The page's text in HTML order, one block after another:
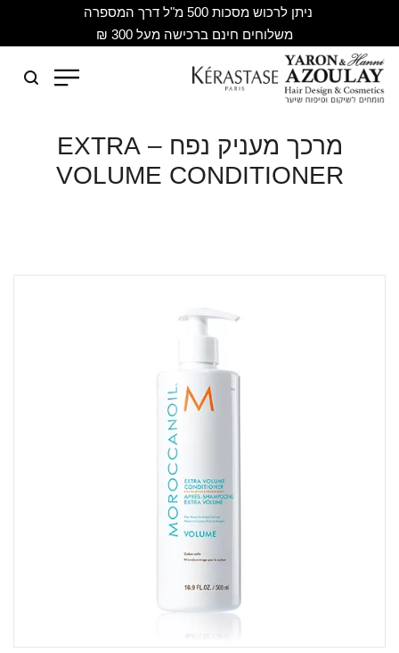
ניתן לרכוש מסכות 500 מ"ל דרך המספרה
משלוחים חינם ברכישה מעל 300 ₪
מרכך מעניק נפח – EXTRA
VOLUME CONDITIONER